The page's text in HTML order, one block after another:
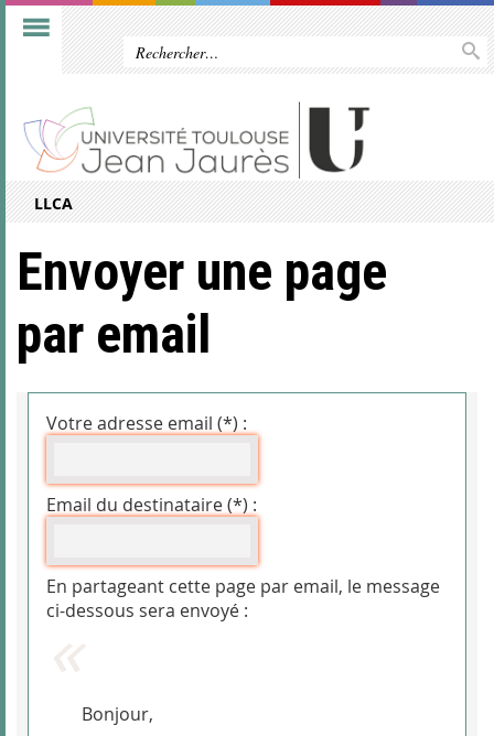
LLCA
Envoyer une page
par email
Votre adresse email (*) :
Email du destinataire (*) :
En partageant cette page par email, le message
ci-dessous sera envoyé :
Bonjour,